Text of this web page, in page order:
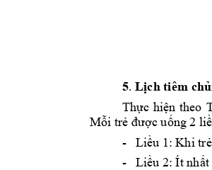
5. Lịch tiêm
Thực hiện theo
Mỗi trẻ được uống 2
-
Liều 1: Khi trẻ
-
Liều 2: Ít nhất